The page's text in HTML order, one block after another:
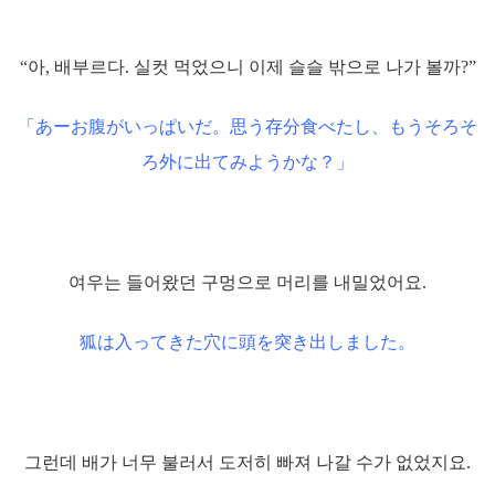
“아, 배부르다. 실컷 먹었으니 이제 슬슬 밖으로 나가 볼까?”
「あーお腹がいっぱいだ。思う存分食べたし、もうそろそ
ろ外に出てみようかな？」
여우는 들어왔던 구멍으로 머리를 내밀었어요.
狐は入ってきた穴に頭を突き出しました。
그런데 배가 너무 불러서 도저히 빠져 나갈 수가 없었지요.